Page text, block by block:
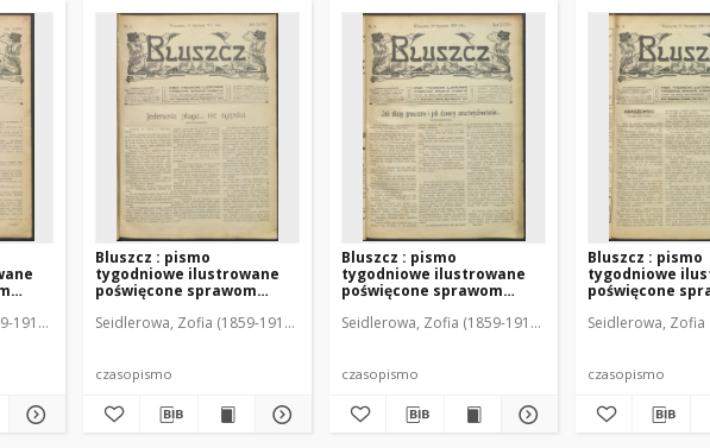
1919). Red. i Wyd.
Bluszcz : pismo
tygodniowe ilustrowane
poświęcone sprawom
Seidlerowa, Zofia (1859-1919). Red. i Wyd.
czasopismo
Bluszcz : pismo
tygodniowe ilustrowane
poświęcone sprawom
Seidlerowa, Zofia (1859-1919). Red. i Wyd.
czasopismo
Bluszcz : pismo
tygodniowe
poświęcone
Seidlerowa, Zofia
czasopismo